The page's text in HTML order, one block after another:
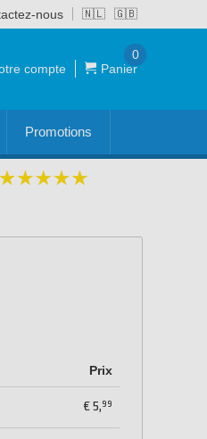
🇳🇱 🇬🇧
nous
compte Panier
0
Promotions
Prix
€5,99